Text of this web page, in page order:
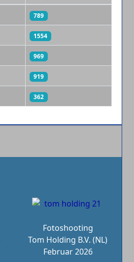
789
1554
969
919
362
Fotoshooting
Tom Holding B.V. (NL)
Februar 2026